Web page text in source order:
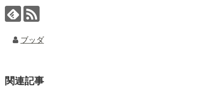
ブッダ
関連記事